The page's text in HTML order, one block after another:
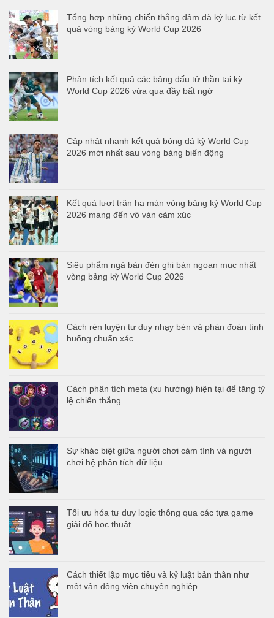
Tổng hợp những chiến thắng đậm đà kỷ lục từ kết
quả vòng bảng kỳ World Cup 2026
Phân tích kết quả các bảng đấu tử thần tại kỳ
World Cup 2026 vừa qua đầy bất ngờ
Cập nhật nhanh kết quả bóng đá kỳ World Cup
2026 mới nhất sau vòng bảng biến động
Kết quả lượt trận hạ màn vòng bảng kỳ World Cup
2026 mang đến vô vàn cảm xúc
Siêu phẩm ngả bàn đèn ghi bàn ngoạn mục nhất
vòng bảng kỳ World Cup 2026
Cách rèn luyện tư duy nhạy bén và phán đoán tình
huống chuẩn xác
Cách phân tích meta (xu hướng) hiện tại để tăng tỷ
lệ chiến thắng
Sự khác biệt giữa người chơi cảm tính và người
chơi hệ phân tích dữ liệu
Tối ưu hóa tư duy logic thông qua các tựa game
giải đố học thuật
Cách thiết lập mục tiêu và kỷ luật bản thân như
một vận động viên chuyên nghiệp